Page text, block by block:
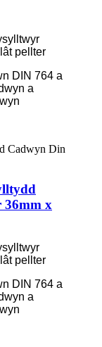
pellter
DIN 764 a
a
36mm x
pellter
DIN 764 a
a